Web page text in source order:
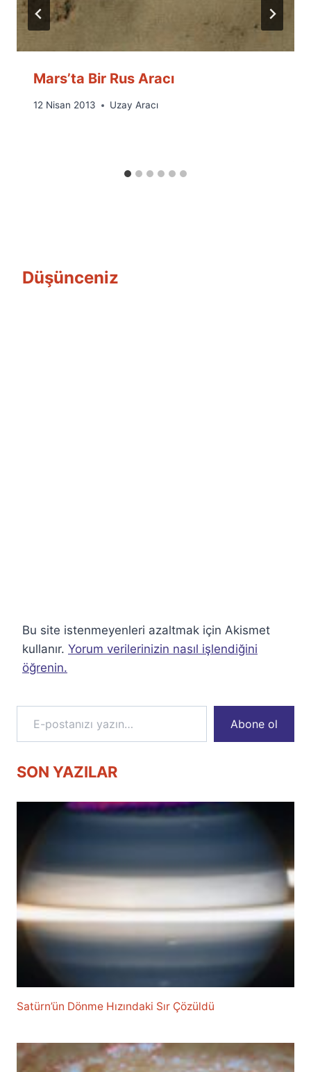
Mars’ta Bir Rus Aracı
By
12 Nisan 2013 Uzay Aracı
Düşünceniz
Bu site istenmeyenleri azaltmak için Akismet
kullanır. Yorum verilerinizin nasıl işlendiğini
öğrenin.
E-postanızı yazın…
Abone ol
SON YAZILAR
Satürn’ün Dönme Hızındaki Sır Çözüldü